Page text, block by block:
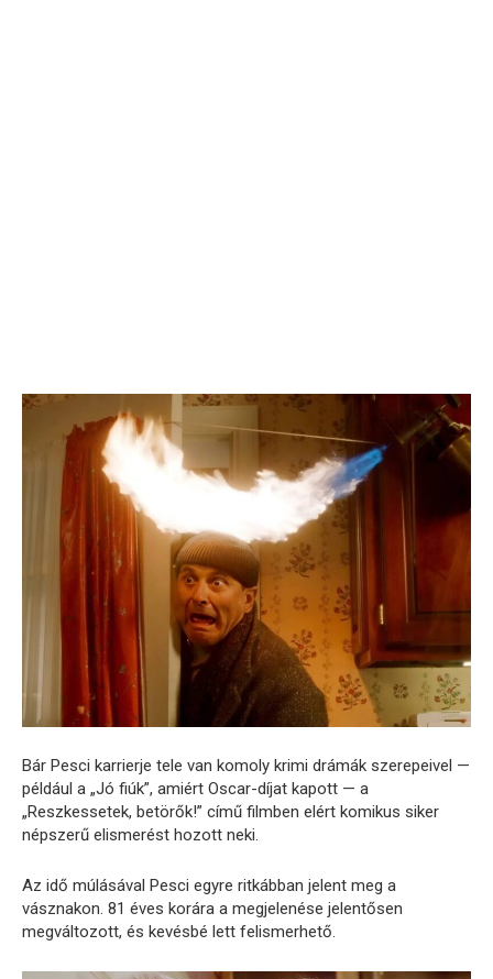
Bár Pesci karrierje tele van komoly krimi drámák szerepeivel —
például a „Jó fiúk”, amiért Oscar-díjat kapott — a
„Reszkessetek, betörők!” című filmben elért komikus siker
népszerű elismerést hozott neki.
Az idő múlásával Pesci egyre ritkábban jelent meg a
vásznakon. 81 éves korára a megjelenése jelentősen
megváltozott, és kevésbé lett felismerhető.